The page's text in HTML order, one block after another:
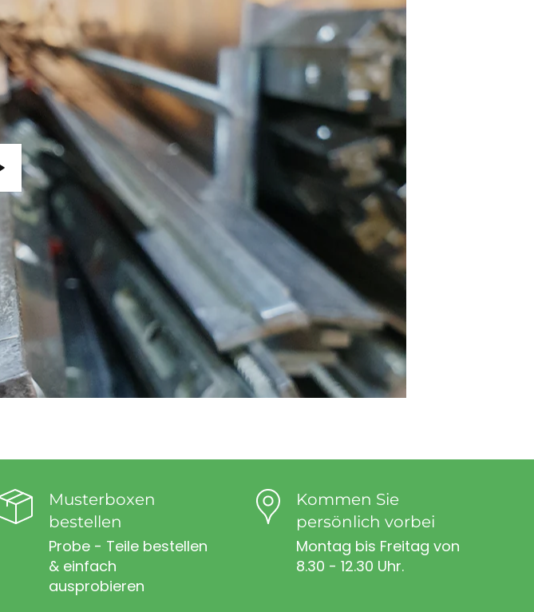
Musterboxen
bestellen
Probe - Teile bestellen
& einfach
ausprobieren
Kommen Sie
persönlich vorbei
Montag bis Freitag von
8.30 - 12.30 Uhr.